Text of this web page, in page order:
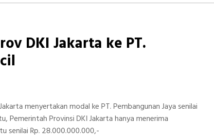
DKI Jakarta ke PT.
menyertakan modal ke PT. Pembangunan Jaya senilai
Pemerintah Provinsi DKI Jakarta hanya menerima
senilai Rp. 28.000.000.000,-